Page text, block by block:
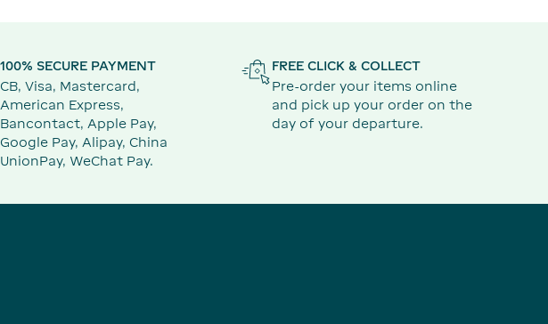
100% SECURE PAYMENT
CB, Visa, Mastercard,
American Express,
Bancontact, Apple Pay,
Google Pay, Alipay, China
UnionPay, WeChat Pay.
FREE CLICK & COLLECT
Pre-order your items online
and pick up your order on the
day of your departure.